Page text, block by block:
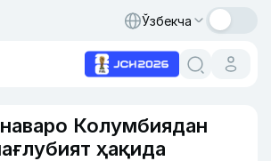
Ўзбекча
Колумбиядан
ҳақида